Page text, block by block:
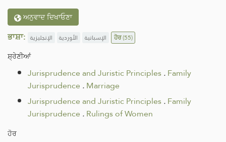
ਅਨੁਵਾਦ ਦਿਖਾਓਣਾ
ਭਾਸ਼ਾ: الإنجليزية الأوردية الإسبانية ਹੋਰ(55)
ਸ਼੍ਰੇਣੀਆਂ
Jurisprudence and Juristic Principles.Family
Jurisprudence .Marriage
Jurisprudence and Juristic Principles.Family
Jurisprudence .Rulings of Women
ਹੋਰ